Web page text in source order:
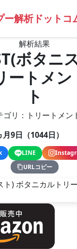
ー解析ドットコ
解析結果
ボタニ
ートメン
ト
ゴリ：トリートメン
9日（1044日）
LINE
URLコピー